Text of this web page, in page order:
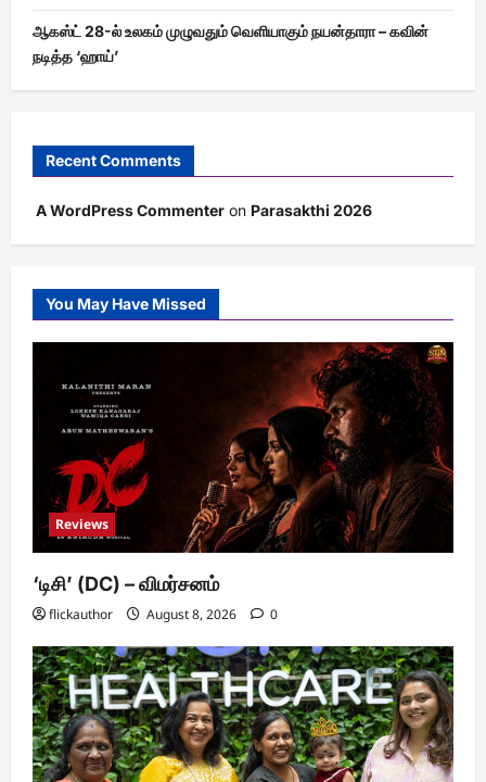
ஆகஸ்ட் 28-ல் உலகம் முழுவதும் வெளியாகும் நயன்தாரா – கவின்
நடித்த ‘ஹாய்’
Recent Comments
A WordPress Commenter on Parasakthi 2026
You May Have Missed
Reviews
‘டிசி’ (DC) – விமர்சனம்
flickauthor August 8, 2026 0